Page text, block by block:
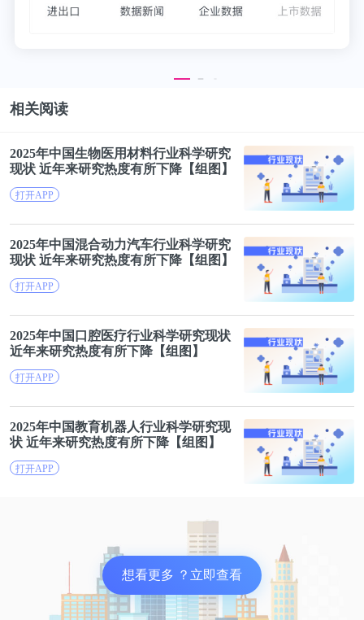
在业内，ICQ意为“我找你”(I seek you)，这曾是早期
犯罪论坛用户所信任的一个即时信息平台，但后来逐
渐被Jabber和Telegram等更私人的网络所取代。
而特定用户的ICQ账号可以被视为一个可靠的数据
点，安全研究人员可以使用其连接到多个论坛使用不
同昵称的同一用户。
相关阅读
2025年中国生物医用材料行业科学研究
现状 近年来研究热度有所下降【组图】
打开APP
2025年中国混合动力汽车行业科学研究
现状 近年来研究热度有所下降【组图】
打开APP
2025年中国口腔医疗行业科学研究现状
近年来研究热度有所下降【组图】
打开APP
2025年中国教育机器人行业科学研究现
状 近年来研究热度有所下降【组图】
打开APP
想看更多 ？立即查看